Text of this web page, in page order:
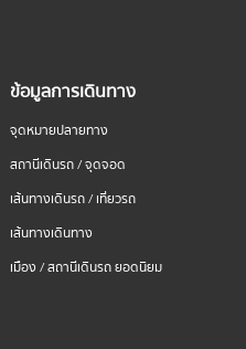
ข้อมูลการเดินทาง
จุดหมายปลายทาง
สถานีเดินรถ / จุดจอด
เส้นทางเดินรถ / เที่ยวรถ
เส้นทางเดินทาง
เมือง / สถานีเดินรถ ยอดนิยม